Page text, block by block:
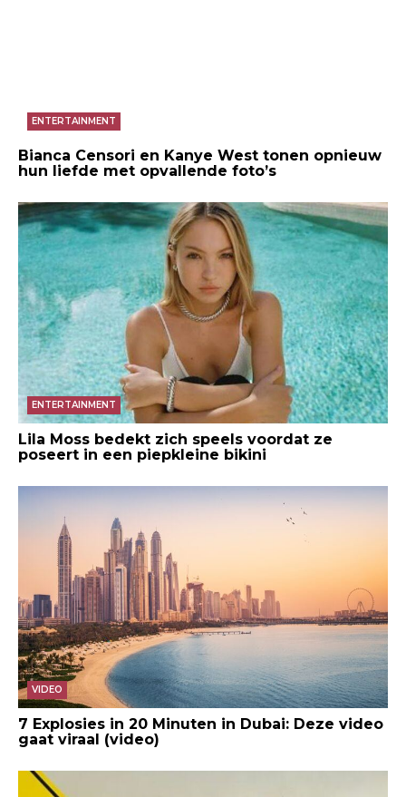
ENTERTAINMENT
Bianca Censori en Kanye West tonen opnieuw
hun liefde met opvallende foto’s
ENTERTAINMENT
Lila Moss bedekt zich speels voordat ze
poseert in een piepkleine bikini
VIDEO
7 Explosies in 20 Minuten in Dubai: Deze video
gaat viraal (video)